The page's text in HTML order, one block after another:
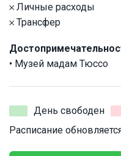
𐄂 Личные расходы
𐄂 Трансфер
• Музей мадам Тюссо
День свободен
Расписание